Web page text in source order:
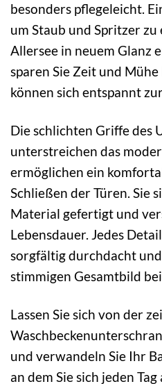
besonders pflegeleicht.
um Staub und Spritzer
Allersee in neuem Glanz
sparen Sie Zeit und
können sich entspannt
Die schlichten Griffe des
unterstreichen das
ermöglichen ein
Schließen der Türen. Sie
Material gefertigt und
Lebensdauer. Jedes
sorgfältig durchdacht
stimmigen Gesamtbild
Lassen Sie sich von der
und verwandeln Sie Ihr
an dem Sie sich jeden